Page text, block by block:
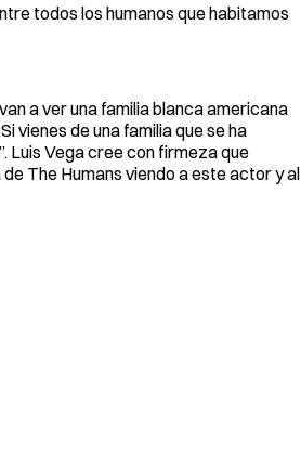
todos los humanos que habitamos
a ver una familia blanca americana
vienes de una familia que se ha
Luis Vega cree con firmeza que
The Humans viendo a este actor y al